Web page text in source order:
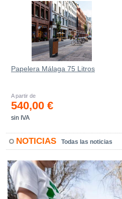
Papelera Málaga 75 Litros
A partir de
540,00 €
sin IVA
NOTICIAS Todas las noticias